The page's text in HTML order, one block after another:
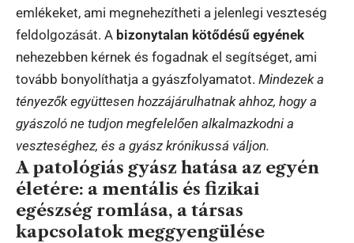
emlékeket, ami megnehezítheti a jelenlegi veszteség
feldolgozását. A bizonytalan kötődésű egyének
nehezebben kérnek és fogadnak el segítséget, ami
tovább bonyolíthatja a gyászfolyamatot. Mindezek a
tényezők együttesen hozzájárulhatnak ahhoz, hogy a
gyászoló ne tudjon megfelelően alkalmazkodni a
veszteséghez, és a gyász krónikussá váljon.
A patológiás gyász hatása az egyén
életére: a mentális és fizikai
egészség romlása, a társas
kapcsolatok meggyengülése